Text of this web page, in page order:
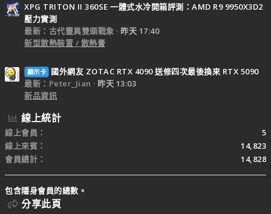
XPG TRITON II 360SE 一體式水冷開箱評測：AMD R9 9950X3D2
壓力實測
最新：古代靈異雙頭戰象
昨天 17:40
新型散熱裝置 / 散熱膏
顯示卡
國外網友 ZOTAC RTX 4090 送修四次最後換來 RTX 5090
最新：Peter_Jian
昨天 13:03
新品資訊
線上統計
線上會員
5
線上來賓
14,823
會員總計
14,828
包含隱身會員的總數。
分享此頁